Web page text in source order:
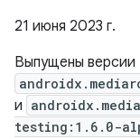
21 июня 2023 г.
Выпущены версии
и
testing:1.6.0-